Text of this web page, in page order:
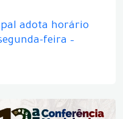
adota horário
feira –